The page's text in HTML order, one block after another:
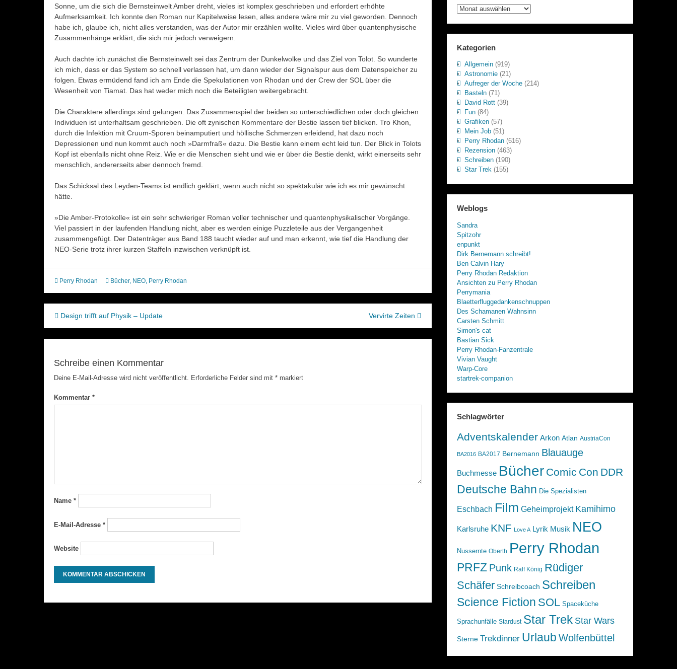
Sonne, um die sich die Bernsteinwelt Amber dreht, vieles ist komplex geschrieben und erfordert erhöhte
Aufmerksamkeit. Ich konnte den Roman nur Kapitelweise lesen, alles andere wäre mir zu viel geworden. Dennoch
habe ich, glaube ich, nicht alles verstanden, was der Autor mir erzählen wollte. Vieles wird über quantenphysische
Zusammenhänge erklärt, die sich mir jedoch verweigern.
Auch dachte ich zunächst die Bernsteinwelt sei das Zentrum der Dunkelwolke und das Ziel von Tolot. So wunderte
ich mich, dass er das System so schnell verlassen hat, um dann wieder der Signalspur aus dem Datenspeicher zu
folgen. Etwas ermüdend fand ich am Ende die Spekulationen von Rhodan und der Crew der SOL über die
Wesenheit von Tiamat. Das hat weder mich noch die Beteiligten weitergebracht.
Die Charaktere allerdings sind gelungen. Das Zusammenspiel der beiden so unterschiedlichen oder doch gleichen
Individuen ist unterhaltsam geschrieben. Die oft zynischen Kommentare der Bestie lassen tief blicken. Tro Khon,
durch die Infektion mit Cruum-Sporen beinamputiert und höllische Schmerzen erleidend, hat dazu noch
Depressionen und nun kommt auch noch »Darmfraß« dazu. Die Bestie kann einem echt leid tun. Der Blick in Tolots
Kopf ist ebenfalls nicht ohne Reiz. Wie er die Menschen sieht und wie er über die Bestie denkt, wirkt einerseits sehr
menschlich, andererseits aber dennoch fremd.
Das Schicksal des Leyden-Teams ist endlich geklärt, wenn auch nicht so spektakulär wie ich es mir gewünscht
hätte.
»Die Amber-Protokolle« ist ein sehr schwieriger Roman voller technischer und quantenphysikalischer Vorgänge.
Viel passiert in der laufenden Handlung nicht, aber es werden einige Puzzleteile aus der Vergangenheit
zusammengefügt. Der Datenträger aus Band 188 taucht wieder auf und man erkennt, wie tief die Handlung der
NEO-Serie trotz ihrer kurzen Staffeln inzwischen verknüpft ist.
Perry Rhodan Bücher, NEO Perry Rhodan
Beitragsnavigation
Design trifft auf Physik – Update Vervirte Zeiten
Schreibe einen Kommentar
Deine E-Mail-Adresse wird nicht veröffentlicht. Erforderliche Felder sind mit *markiert
Kommentar *
Name *
E-Mail-Adresse *
Website
Archiv
Kategorien
Allgemein(919)
Astronomie(21)
Aufreger der Woche(214)
Basteln(71)
David Rott(39)
Fun(84)
Grafiken(57)
Mein Job(51)
Perry Rhodan(616)
Rezension(463)
Schreiben(190)
Star Trek(155)
Weblogs
Sandra
Spitzohr
enpunkt
Dirk Bernemann schreibt!
Ben Calvin Hary
Perry Rhodan Redaktion
Ansichten zu Perry Rhodan
Perrymania
Blaetterfluggedankenschnuppen
Des Schamanen Wahnsinn
Carsten Schmitt
Simon's cat
Bastian Sick
Perry Rhodan-Fanzentrale
Vivian Vaught
Warp-Core
startrek-companion
Schlagwörter
Adventskalender Arkon Atlan AustriaCon
BA2016 BA2017 Bernemann Blauauge
Buchmesse Bücher Comic Con DDR
Deutsche Bahn Die Spezialisten
Eschbach Film Geheimprojekt Kamihimo
Karlsruhe KNF Love A Lyrik Musik NEO
Nussernte Oberth Perry Rhodan
PRFZ Punk Ralf König Rüdiger
Schäfer Schreibcoach Schreiben
Science Fiction SOL Spaceküche
Sprachunfälle Stardust Star Trek Star Wars
Sterne Trekdinner Urlaub Wolfenbüttel